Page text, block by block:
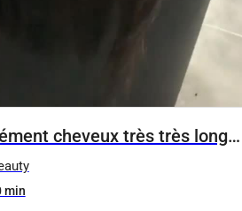
cheveux très très long
min